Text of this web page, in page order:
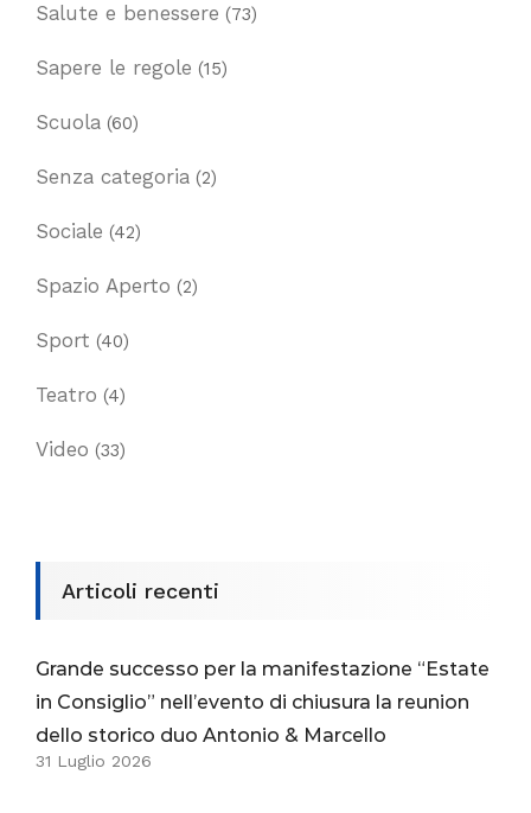
Salute e benessere (73)
Sapere le regole (15)
Scuola (60)
Senza categoria (2)
Sociale (42)
Spazio Aperto (2)
Sport (40)
Teatro (4)
Video (33)
Articoli recenti
Grande successo per la manifestazione “Estate
in Consiglio” nell’evento di chiusura la reunion
dello storico duo Antonio & Marcello
31 Luglio 2026